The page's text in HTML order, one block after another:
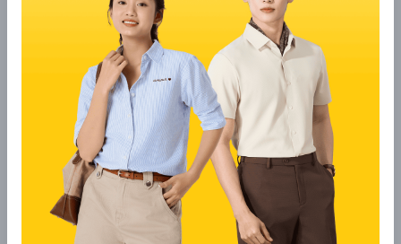
3. Các kiểu áo phao nữ form rộng phổ
biến nhất